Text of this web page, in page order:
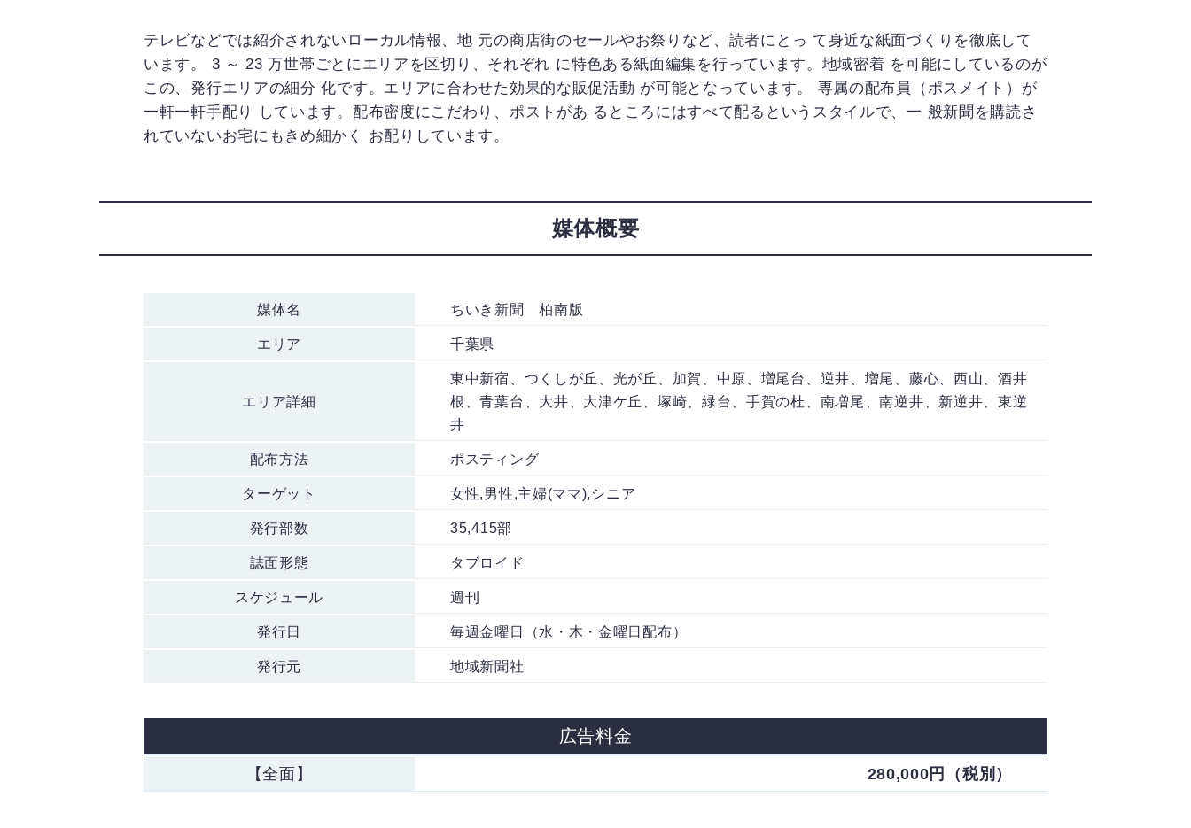
テレビなどでは紹介されないローカル情報、地 元の商店街のセールやお祭りなど、読者にとっ て身近な紙面づくりを徹底して
います。 3 ～ 23 万世帯ごとにエリアを区切り、それぞれ に特色ある紙面編集を行っています。地域密着 を可能にしているのが
この、発行エリアの細分 化です。エリアに合わせた効果的な販促活動 が可能となっています。 専属の配布員（ポスメイト）が
一軒一軒手配り しています。配布密度にこだわり、ポストがあ るところにはすべて配るというスタイルで、一 般新聞を購読さ
れていないお宅にもきめ細かく お配りしています。
媒体概要
媒体名 ちいき新聞 柏南版
エリア 千葉県
エリア詳細
東中新宿、つくしが丘、光が丘、加賀、中原、増尾台、逆井、増尾、藤心、西山、酒井
根、青葉台、大井、大津ケ丘、塚崎、緑台、手賀の杜、南増尾、南逆井、新逆井、東逆
井
配布方法 ポスティング
ターゲット 女性,男性,主婦(ママ),シニア
発行部数 35,415部
誌面形態 タブロイド
スケジュール 週刊
発行日 毎週金曜日（水・木・金曜日配布）
発行元 地域新聞社
広告料金
【全面】 280,000円（税別）